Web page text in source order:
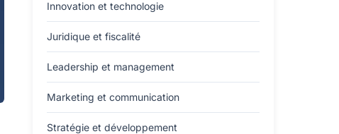
Innovation et technologie
Juridique et fiscalité
Leadership et management
Marketing et communication
Stratégie et développement